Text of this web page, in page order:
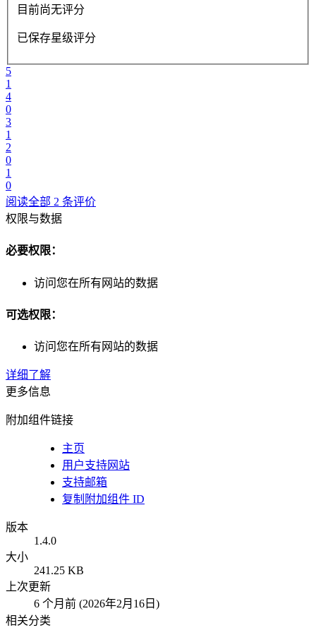
目前尚无评分
已保存星级评分
5
1
4
0
3
1
2
0
1
0
阅读全部 2 条评价
权限与数据
必要权限：
访问您在所有网站的数据
可选权限：
访问您在所有网站的数据
详细了解
更多信息
附加组件链接
主页
用户支持网站
支持邮箱
复制附加组件 ID
版本
1.4.0
大小
241.25 KB
上次更新
6 个月前 (2026年2月16日)
相关分类